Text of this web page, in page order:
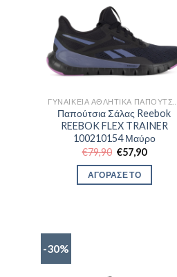
Παπούτσια Σάλας Reebok
REEBOK FLEX TRAINER
100210154 Μαύρο
€79,90 Original
price
was:
€79,90.
€57,90Η
ΑΓΟΡΑΣΕ ΤΟ
-30%